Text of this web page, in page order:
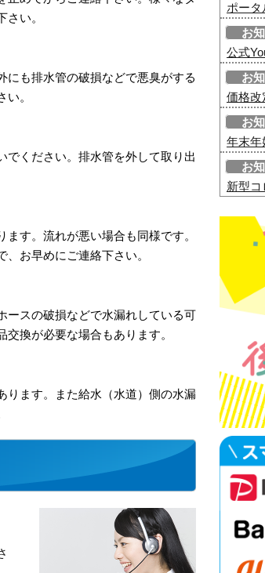
い。
にも排水管の破損などで悪臭がする
。
でください。排水管を外して取り出
す。流れが悪い場合も同様です。
お早めにご連絡下さい。
ースの破損などで水漏れしている可
換が必要な場合もあります。
ります。また給水（水道）側の水漏
ポー
お
公式
お
価格改
お
年末年
お
新型